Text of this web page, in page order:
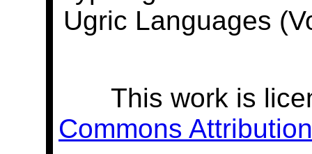
Ugric Languages
This work is
Commons